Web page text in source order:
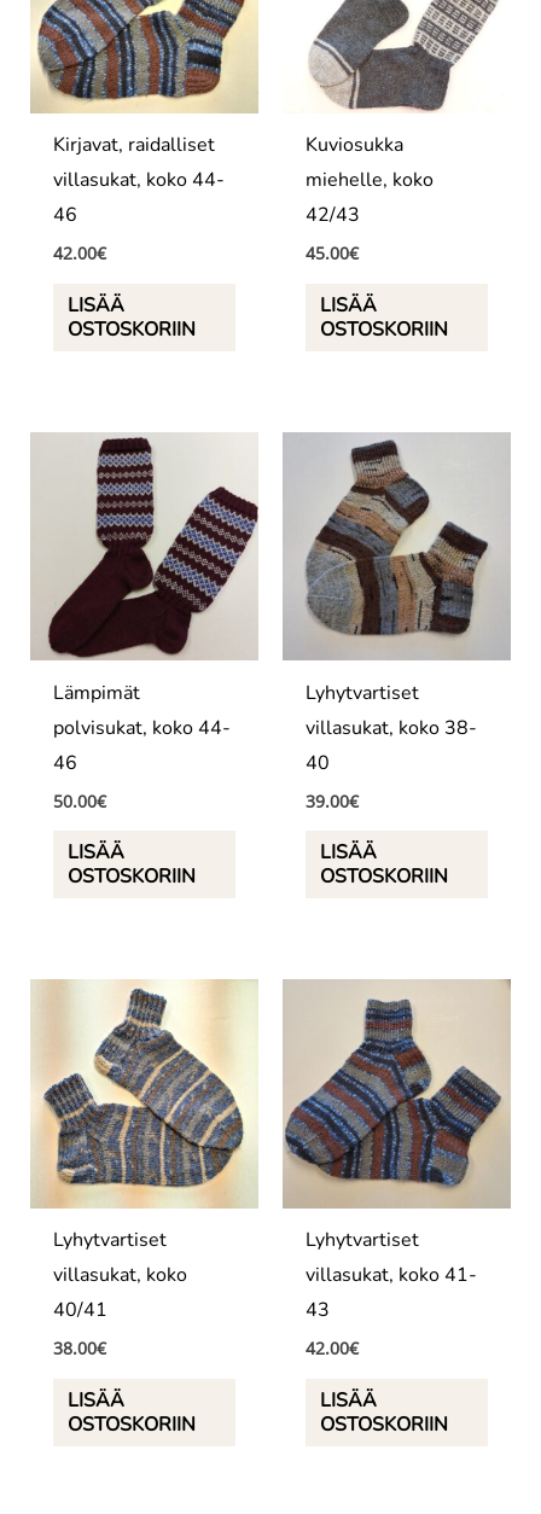
Kirjavat, raidalliset
villasukat, koko 44-
46
42.00€
LISÄÄ
OSTOSKORIIN
Kuviosukka
miehelle, koko
42/43
45.00€
LISÄÄ
OSTOSKORIIN
Lämpimät
polvisukat, koko 44-
46
50.00€
LISÄÄ
OSTOSKORIIN
Lyhytvartiset
villasukat, koko 38-
40
39.00€
LISÄÄ
OSTOSKORIIN
Lyhytvartiset
villasukat, koko
40/41
38.00€
LISÄÄ
OSTOSKORIIN
Lyhytvartiset
villasukat, koko 41-
43
42.00€
LISÄÄ
OSTOSKORIIN